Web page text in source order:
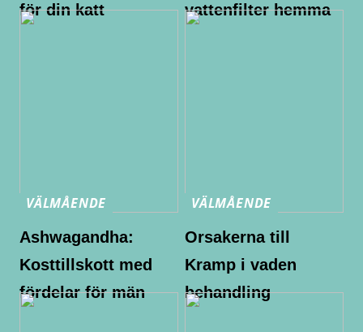
för din katt
vattenfilter hemma
VÄLMÅENDE
Ashwagandha:
Kosttillskott med
fördelar för män
VÄLMÅENDE
Orsakerna till
Kramp i vaden
behandling